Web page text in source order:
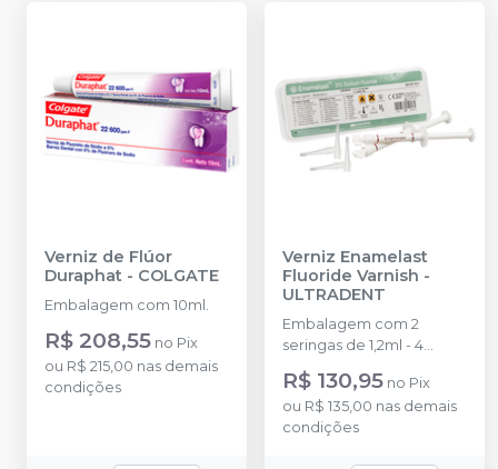
Verniz de Flúor
Duraphat - COLGATE
Embalagem com 10ml.
R$ 208,55 no Pix
ou R$ 215,00 nas demais
condições
Verniz Enamelast
Fluoride Varnish -
ULTRADENT
Embalagem com 2
seringas de 1,2ml - 4
SoftEZ Tips
R$ 130,95 no Pix
ou R$ 135,00 nas demais
condições